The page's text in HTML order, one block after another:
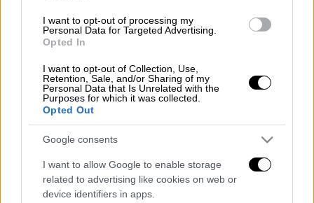
I want to opt-out of processing my
Personal Data for Targeted Advertising.
Opted In
I want to opt-out of Collection, Use,
Retention, Sale, and/or Sharing of my
Personal Data that Is Unrelated with the
Purposes for which it was collected.
Opted Out
Google consents
I want to allow Google to enable storage
related to advertising like cookies on web or
device identifiers in apps.
των ανατιμήσεων στους καταναλωτές.
ΔΙΑΒΑΣΤΕ ΕΠΙΣΗΣ
Πολιτική|23.02.2022 09:35
Ο Νίκος Παππάς απολογείται για τις
τηλεοπτικές άδειες
Ελλάδα 23.02.2022 09:38
Θάνατος τριών παιδιών στην Πάτρα: